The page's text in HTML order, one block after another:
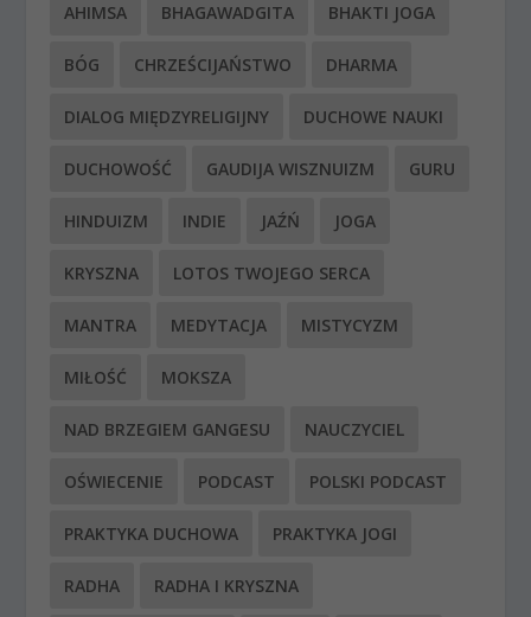
AHIMSA BHAGAWADGITA BHAKTI JOGA
BÓG CHRZEŚCIJAŃSTWO DHARMA
DIALOG MIĘDZYRELIGIJNY DUCHOWE NAUKI
DUCHOWOŚĆ GAUDIJA WISZNUIZM GURU
HINDUIZM INDIE JAŹŃ JOGA
KRYSZNA LOTOS TWOJEGO SERCA
MANTRA MEDYTACJA MISTYCYZM
MIŁOŚĆ MOKSZA
NAD BRZEGIEM GANGESU NAUCZYCIEL
OŚWIECENIE PODCAST POLSKI PODCAST
PRAKTYKA DUCHOWA PRAKTYKA JOGI
RADHA RADHA I KRYSZNA